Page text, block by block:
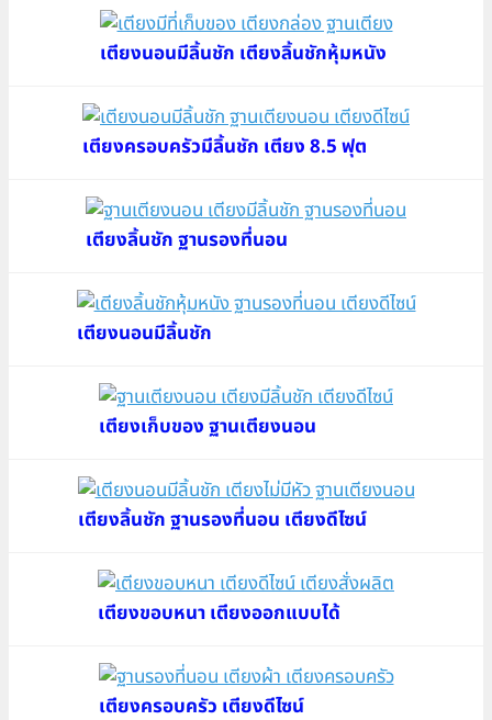
เตียงนอนมีลิ้นชัก เตียงลิ้นชักหุ้มหนัง
เตียงครอบครัวมีลิ้นชัก เตียง 8.5 ฟุต
เตียงลิ้นชัก ฐานรองที่นอน
เตียงนอนมีลิ้นชัก
เตียงเก็บของ ฐานเตียงนอน
เตียงลิ้นชัก ฐานรองที่นอน เตียงดีไซน์
เตียงขอบหนา เตียงออกแบบได้
เตียงครอบครัว เตียงดีไซน์